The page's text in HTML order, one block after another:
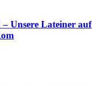
Unsere Lateiner auf